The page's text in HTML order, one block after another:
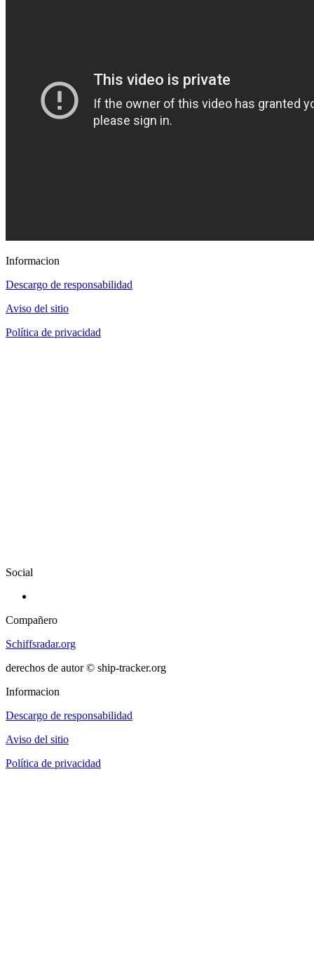
Informacion
Descargo de responsabilidad
Aviso del sitio
Política de privacidad
Social
Compañero
Schiffsradar.org
derechos de autor © ship-tracker.org
Informacion
Descargo de responsabilidad
Aviso del sitio
Política de privacidad